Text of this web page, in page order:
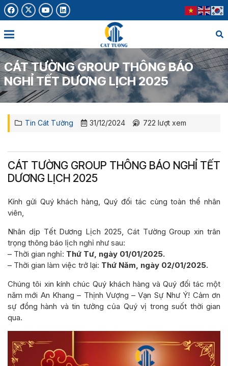
CÁT TƯỜNG GROUP THÔNG BÁO
NGHỈ TẾT DƯƠNG LỊCH 2025
Tin Cát Tường 31/12/2024 722 lượt xem
CÁT TƯỜNG GROUP THÔNG BÁO NGHỈ TẾT
DƯƠNG LỊCH 2025
Kính gửi Quý khách hàng, Quý đối tác cùng toàn thể nhân
viên,
Nhân dịp Tết Dương Lịch 2025, Cát Tường Group xin trân
trọng thông báo lịch nghỉ như sau:
– Thời gian nghỉ: Thứ Tư, ngày 01/01/2025.
– Thời gian làm việc trở lại: Thứ Năm, ngày 02/01/2025.
Chúng tôi xin kính chúc Quý khách hàng và Quý đối tác một
năm mới An Khang – Thịnh Vượng – Vạn Sự Như Ý! Cảm ơn
sự đồng hành và tin tưởng của Quý vị trong suốt thời gian
qua.